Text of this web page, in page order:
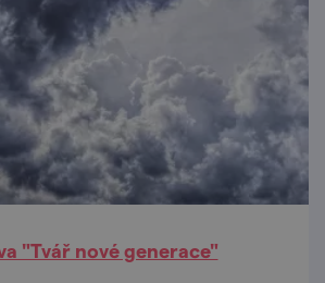
"Tvář nové generace"